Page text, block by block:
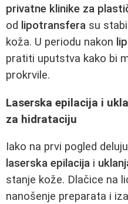
privatne klinike za
od lipotransfera su
koža. U periodu nakon
pratiti uputstva kako bi
prokrvile.
Laserska epilacija i
za hidrataciju
Iako na prvi pogled
laserska epilacija i
stanje kože. Dlačice na
nanošenje preparata i